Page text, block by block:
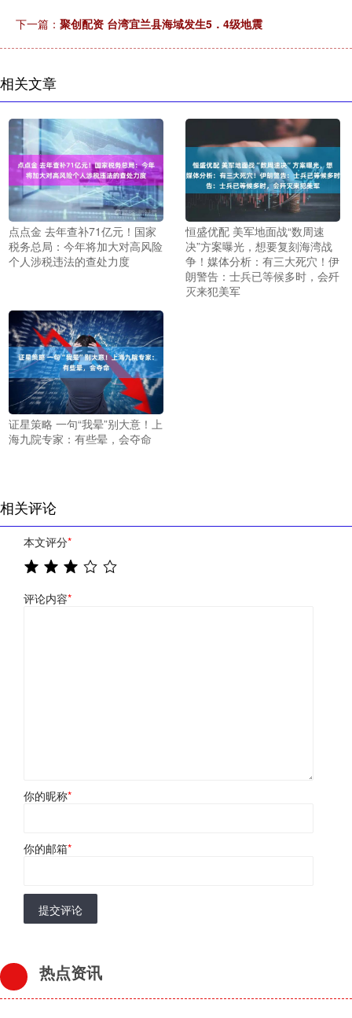
下一篇： 聚创配资 台湾宜兰县海域发生5．4级地震
相关文章
点点金 去年查补71亿元！国家
税务总局：今年将加大对高风险
个人涉税违法的查处力度
恒盛优配 美军地面战“数周速
决”方案曝光，想要复刻海湾战
争！媒体分析：有三大死穴！伊
朗警告：士兵已等候多时，会歼
灭来犯美军
证星策略 一句“我晕”别大意！上
海九院专家：有些晕，会夺命
相关评论
本文评分*
评论内容*
你的昵称*
你的邮箱*
提交评论
热点资讯